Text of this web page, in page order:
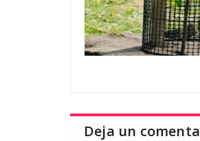
Deja un